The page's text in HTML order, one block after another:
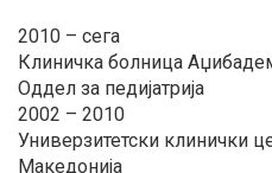
2010 – сега
Клиничка болница
Оддел за педијатрија
2002 – 2010
Универзитетски клинички
Македонија